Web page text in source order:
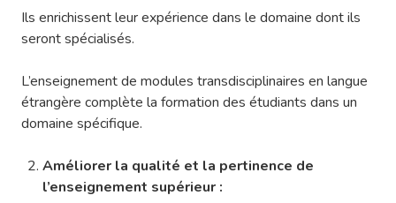
Ils enrichissent leur expérience dans le domaine dont ils
seront spécialisés.
L’enseignement de modules transdisciplinaires en langue
étrangère complète la formation des étudiants dans un
domaine spécifique.
Améliorer la qualité et la pertinence de
l’enseignement supérieur :